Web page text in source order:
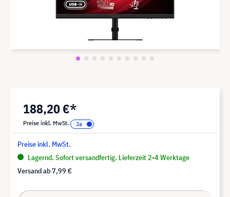
188,20 €*
Preise inkl. MwSt.
Preise inkl. MwSt.
Lagernd. Sofort versandfertig. Lieferzeit 2-4 Werktage
Versand ab7,99 €